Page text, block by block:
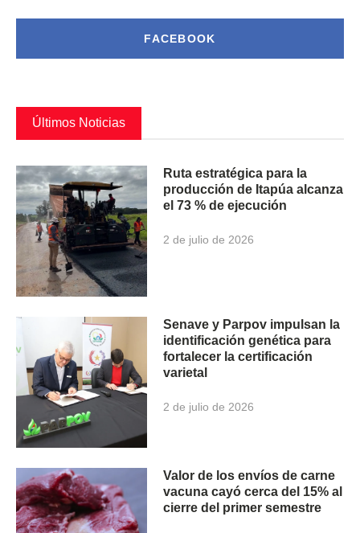
FACEBOOK
Últimos Noticias
Ruta estratégica para la
producción de Itapúa alcanza
el 73 % de ejecución
2 de julio de 2026
Senave y Parpov impulsan la
identificación genética para
fortalecer la certificación
varietal
2 de julio de 2026
Valor de los envíos de carne
vacuna cayó cerca del 15% al
cierre del primer semestre